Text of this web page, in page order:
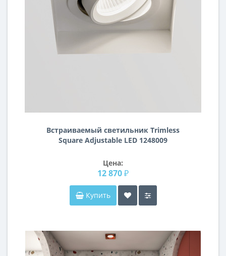
Встраиваемый светильник Trimless
Square Adjustable LED 1248009
Цена:
12 870 ₽
Купить